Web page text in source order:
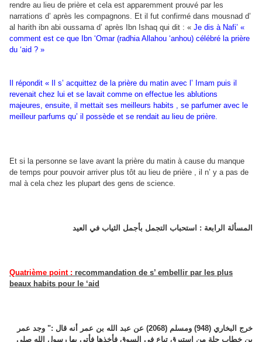
rendre au lieu de prière et cela est apparemment prouvé par les
narrations d’ après les compagnons. Et il fut confirmé dans mousnad d’
al harith ibn abi oussama d’ après Ibn Ishaq qui dit : « Je dis à Nafi’ «
comment est ce que Ibn ‘Omar (radhia Allahou ‘anhou) célébré la prière
du ‘aid ? »
Il répondit « Il s’ acquittez de la prière du matin avec l’ Imam puis il
revenait chez lui et se lavait comme on effectue les ablutions
majeures, ensuite, il mettait ses meilleurs habits , se parfumer avec le
meilleur parfums qu’ il possède et se rendait au lieu de prière.
Et si la personne se lave avant la prière du matin à cause du manque
de temps pour pouvoir arriver plus tôt au lieu de prière , il n’ y a pas de
mal à cela chez les plupart des gens de science.
المسألة الرابعة : استحباب التجمل بأجمل الثياب في العيد
Quatrième point : recommandation de s’ embellir par les plus
beaux habits pour le ‘aid
خرج البخاري (948) ومسلم (2068) عن عبد الله بن عمر أنه قال :" وجد عمر
بن خطاب حلة من إستبرق تباع في السوق فأخذها فأتى بها رسول الله صلى